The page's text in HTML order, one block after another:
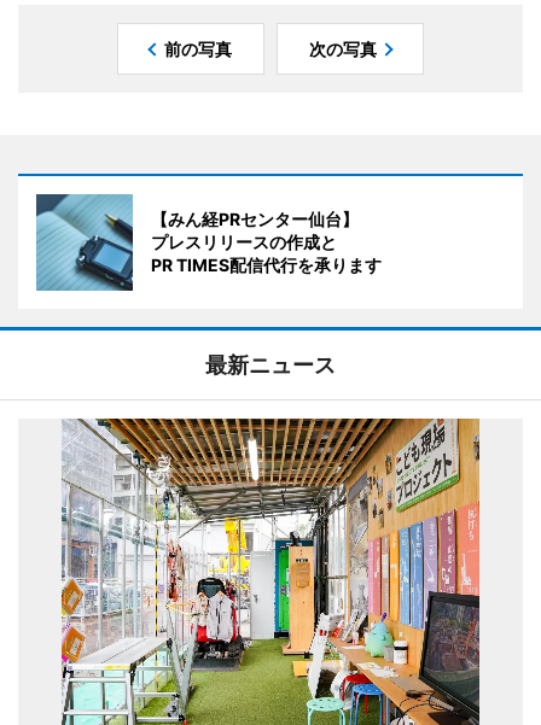
前の写真 次の写真
【みん経PRセンター仙台】
プレスリリースの作成と
PR TIMES配信代行を承ります
最新ニュース